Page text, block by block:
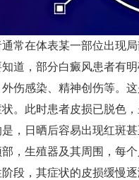
在体表某一部位出现局
道，部分白癜风患者有
伤感染、精神创伤等。
此时患者皮损已脱色，
，日晒后容易出现红斑
，生殖器及其周围，每
，其症状的皮损缓慢逐